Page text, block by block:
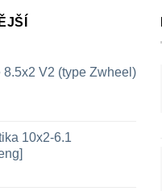
8.5x2 V2 (type Zwheel)
10x2-6.1